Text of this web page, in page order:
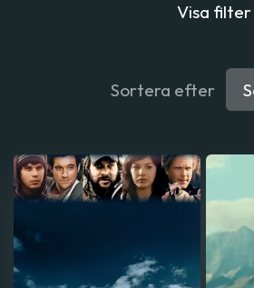
Visa filter
Sortera efter